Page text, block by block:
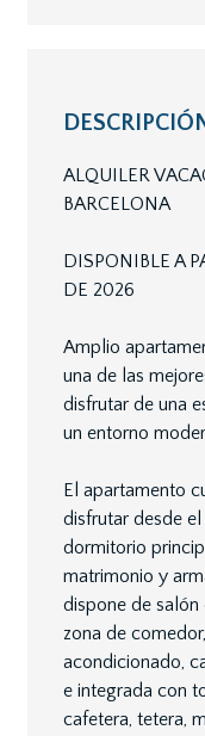
ALQUILER
BARCELONA
DISPONIBLE A
DE 2026
Amplio
una de las
disfrutar de una
un entorno
El apartamento
disfrutar desde el
dormitorio
matrimonio y
dispone de salón
zona de
acondicionado,
e integrada con
cafetera, tetera,